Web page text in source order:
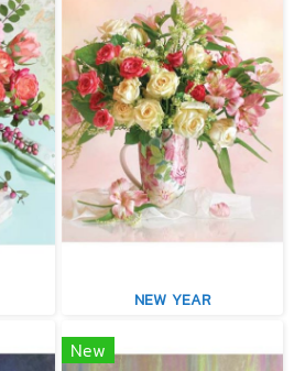
NEW YEAR
New